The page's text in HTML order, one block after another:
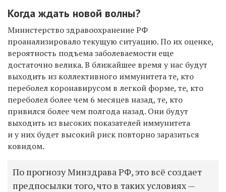
Когда ждать новой волны?
Министерство здравоохранение РФ
проанализировало текущую ситуацию. По их оценке,
вероятность подъема заболеваемости еще
достаточно велика. В ближайшее время у нас будут
выходить из коллективного иммунитета те, кто
переболел коронавирусом в легкой форме, те, кто
переболел более чем 6 месяцев назад, те, кто
привился более чем полгода назад. Они будут
выходить из высоких показателей иммунитета
и у них будет высокий риск повторно заразиться
ковидом.
По прогнозу Минздрава РФ, это всё создает
предпосылки того, что в таких условиях —